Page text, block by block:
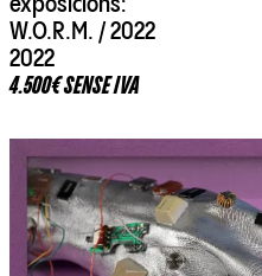
exposicions:
W.O.R.M. / 2022
2022
4.500€ SENSE IVA